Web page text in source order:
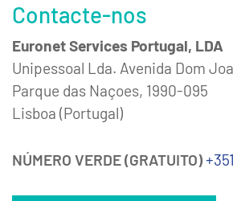
Contacte-nos
Euronet Services Portugal, LDA
Unipessoal Lda. Avenida Dom
Parque das Naçoes, 1990-095
Lisboa (Portugal)
NÚMERO VERDE (GRATUITO)